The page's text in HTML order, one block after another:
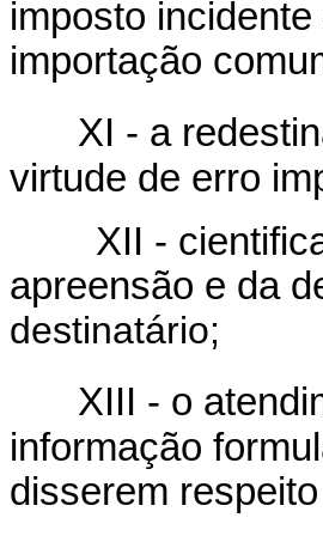
imposto
importação
XI - a
virtude de erro
XII - cientificar,
apreensão e da
destinatário;
XIII - o
informação
disserem